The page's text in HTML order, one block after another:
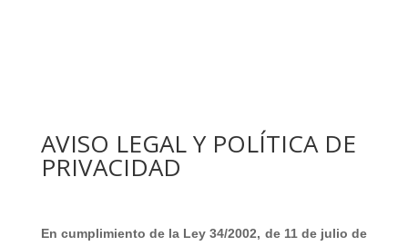
AVISO LEGAL Y POLÍTICA DE
PRIVACIDAD
En cumplimiento de la Ley 34/2002, de 11 de julio de